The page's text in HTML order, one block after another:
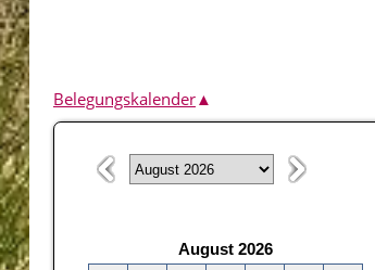
Belegungskalender▲